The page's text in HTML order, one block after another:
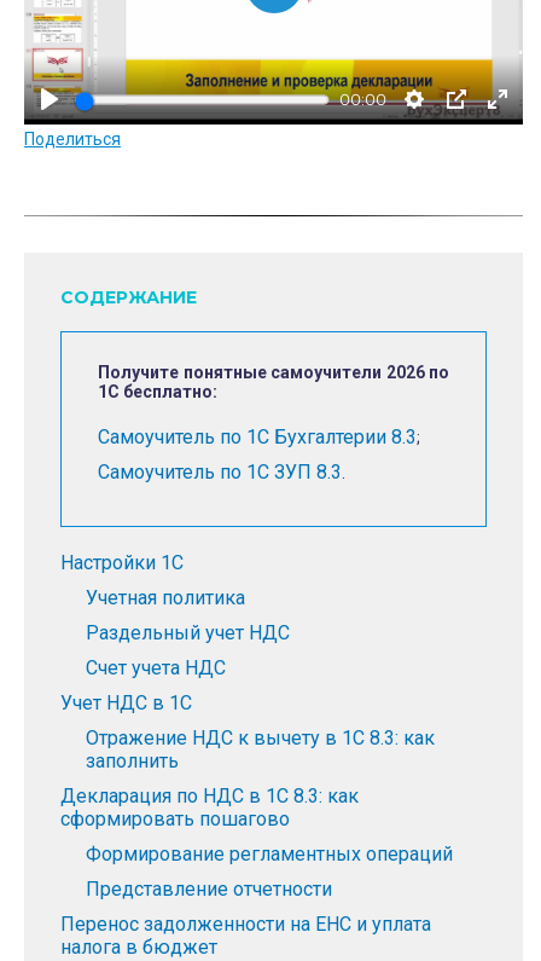
00:00
В
с
п
с
т
Поделиться
СОДЕРЖАНИЕ
Получите понятные самоучители 2026 по
1С бесплатно:
Самоучитель по 1С Бухгалтерии 8.3;
Самоучитель по 1С ЗУП 8.3.
Настройки 1С
Учетная политика
Раздельный учет НДС
Счет учета НДС
Учет НДС в 1С
Отражение НДС к вычету в 1С 8.3: как
заполнить
Декларация по НДС в 1С 8.3: как
сформировать пошагово
Формирование регламентных операций
Представление отчетности
Перенос задолженности на ЕНС и уплата
налога в бюджет